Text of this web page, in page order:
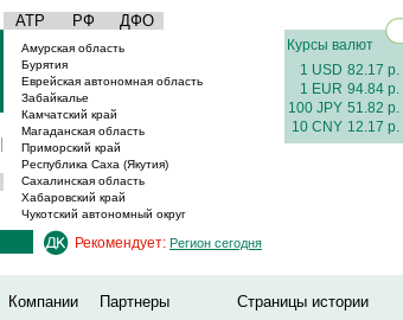
АТР РФ ДФО
|
Амурская область
Бурятия
Еврейская автономная область
Забайкалье
Камчатский край
Магаданская область
Приморский край
Республика Саха (Якутия)
Сахалинская область
Хабаровский край
Чукотский автономный округ
Курсы валют
1 USD 82.17 р.
1 EUR 94.84 р.
100 JPY 51.82 р.
10 CNY 12.17 р.
Рекомендует: Регион сегодня
Компании Партнеры
Страницы истории